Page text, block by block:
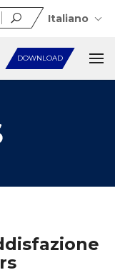
DOWNLOAD
Italiano